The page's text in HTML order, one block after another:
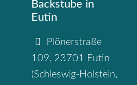
Backstube in
Eutin
Plönerstraße
109, 23701 Eutin
(Schleswig-Holstein,